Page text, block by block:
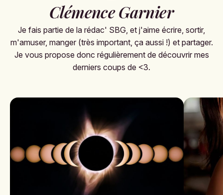
Clémence Garnier
Je fais partie de la rédac' SBG, et j'aime écrire, sortir,
m'amuser, manger (très important, ça aussi !) et partager.
Je vous propose donc régulièrement de découvrir mes
derniers coups de <3.